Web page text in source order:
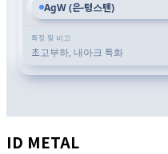
AgW (은-텅스텐)
초고부하, 내아크 특화
ID METAL